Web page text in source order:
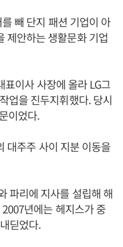
빼 단지 패션 기업이 아
제안하는 생활문화 기업
표이사 사장에 올라 LG그
업을 진두지휘했다. 당시
이었다.
대주주 사이 지분 이동을
파리에 지사를 설립해 해
년에는 헤지스가 중
딛었다.